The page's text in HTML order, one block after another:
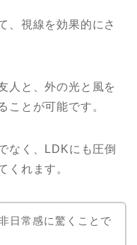
、視線を効果的にさ
人と、外の光と風を
ことが可能です。
なく、LDKにも圧倒
くれます。
日常感に驚くことで